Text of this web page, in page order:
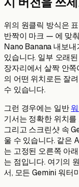
위의 원클릭 방식은
반짝이 마크 — 에 맞
Nano Banana 내보
있습니다. 일부 오래
장자리에서 살짝 안
의 어떤 위치로든 잘
수 있습니다.
그런 경우에는 일반
기서는 정확한 위치
그리고 스크린샷 속
울 수 있습니다. 같은
는 고정된 오른쪽 아
는 점입니다. 여기의
서, 모든 Gemini 워터